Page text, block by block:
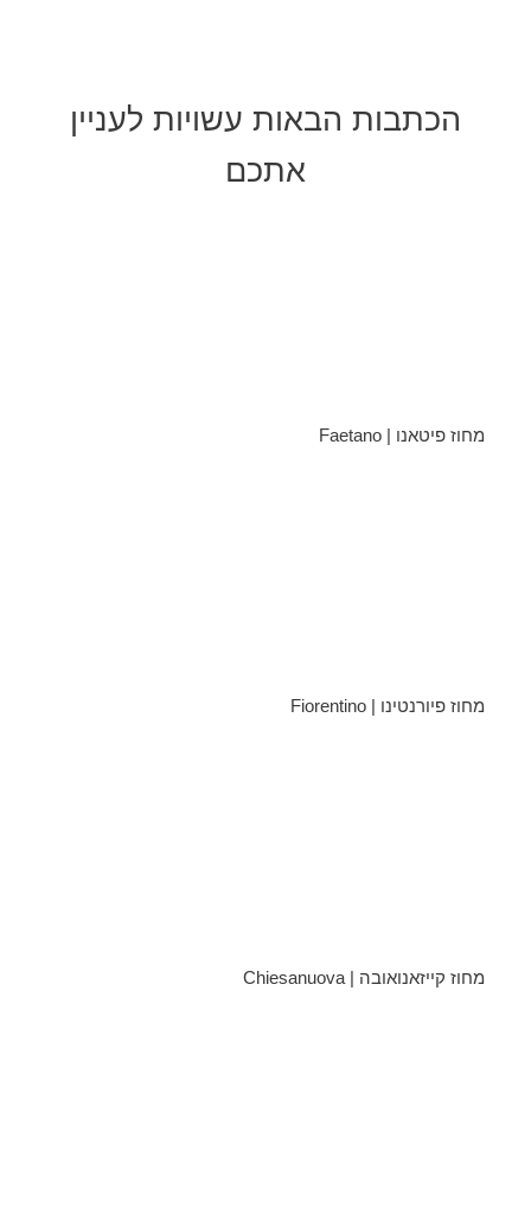
הכתבות הבאות עשויות לעניין
אתכם
מחוז פיטאנו | Faetano
מחוז פיורנטינו | Fiorentino
מחוז קייזאנואובה | Chiesanuova